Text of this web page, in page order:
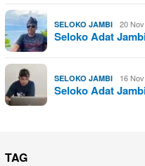
SELOKO JAMBI 20
Seloko Adat
SELOKO JAMBI 16
Seloko Adat
TAG